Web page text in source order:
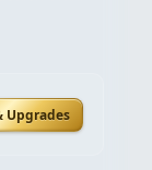
Upgrades